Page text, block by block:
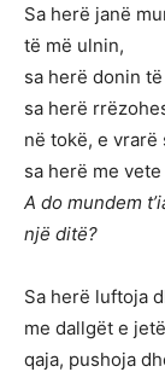
Sa herë janë
të më ulnin,
sa herë donin
sa herë
në tokë, e
sa herë me
A do mundem
një ditë?
Sa herë luftoja
me dallgët e
qaja, pushoja